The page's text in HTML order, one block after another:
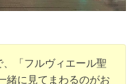
「フルヴィエール聖
緒に見てまわるのがお